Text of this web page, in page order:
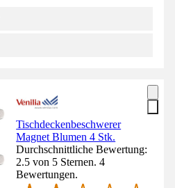
Tischdeckenbeschwerer
Magnet Blumen 4 Stk.
Durchschnittliche Bewertung:
2.5 von 5 Sternen. 4
Bewertungen.